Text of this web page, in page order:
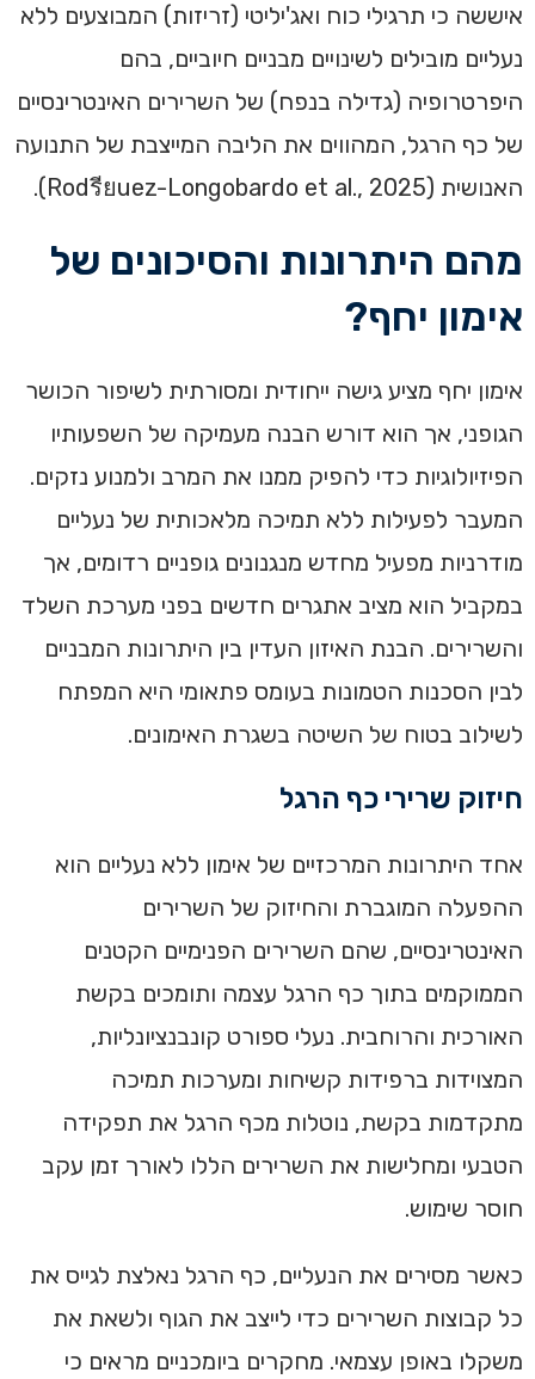
איששה כי תרגילי כוח ואג'יליטי (זריזות) המבוצעים ללא
נעליים מובילים לשינויים מבניים חיוביים, בהם
היפרטרופיה (גדילה בנפח) של השרירים האינטרינסיים
של כף הרגל, המהווים את הליבה המייצבת של התנועה
האנושית (Rodรียuez-Longobardo et al., 2025).
מהם היתרונות והסיכונים של
אימון יחף?
אימון יחף מציע גישה ייחודית ומסורתית לשיפור הכושר
הגופני, אך הוא דורש הבנה מעמיקה של השפעותיו
הפיזיולוגיות כדי להפיק ממנו את המרב ולמנוע נזקים.
המעבר לפעילות ללא תמיכה מלאכותית של נעליים
מודרניות מפעיל מחדש מנגנונים גופניים רדומים, אך
במקביל הוא מציב אתגרים חדשים בפני מערכת השלד
והשרירים. הבנת האיזון העדין בין היתרונות המבניים
לבין הסכנות הטמונות בעומס פתאומי היא המפתח
לשילוב בטוח של השיטה בשגרת האימונים.
חיזוק שרירי כף הרגל
אחד היתרונות המרכזיים של אימון ללא נעליים הוא
ההפעלה המוגברת והחיזוק של השרירים
האינטרינסיים, שהם השרירים הפנימיים הקטנים
הממוקמים בתוך כף הרגל עצמה ותומכים בקשת
האורכית והרוחבית. נעלי ספורט קונבנציונליות,
המצוידות ברפידות קשיחות ומערכות תמיכה
מתקדמות בקשת, נוטלות מכף הרגל את תפקידה
הטבעי ומחלישות את השרירים הללו לאורך זמן עקב
חוסר שימוש.
כאשר מסירים את הנעליים, כף הרגל נאלצת לגייס את
כל קבוצות השרירים כדי לייצב את הגוף ולשאת את
משקלו באופן עצמאי. מחקרים ביומכניים מראים כי